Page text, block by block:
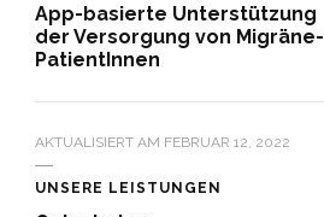
App-basierte Unterstützung
der Versorgung von Migräne-
PatientInnen
AKTUALISIERT AM FEBRUAR 12, 2022
UNSERE LEISTUNGEN